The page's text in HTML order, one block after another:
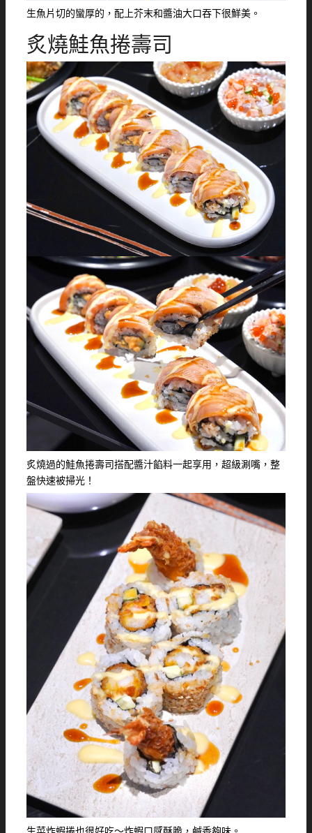
生魚片切的蠻厚的，配上芥末和醬油大口吞下很鮮美。
炙燒鮭魚捲壽司
炙燒過的鮭魚捲壽司搭配醬汁餡料一起享用，超級涮嘴，整
盤快速被掃光！
生菜炸蝦捲也很好吃～炸蝦口感酥脆，鹹香夠味。